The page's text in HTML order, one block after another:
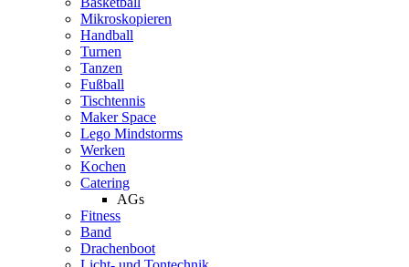
Mikroskopieren
Handball
Turnen
Tanzen
Fußball
Tischtennis
Maker Space
Lego Mindstorms
Werken
Kochen
Catering
AGs
Fitness
Band
Drachenboot